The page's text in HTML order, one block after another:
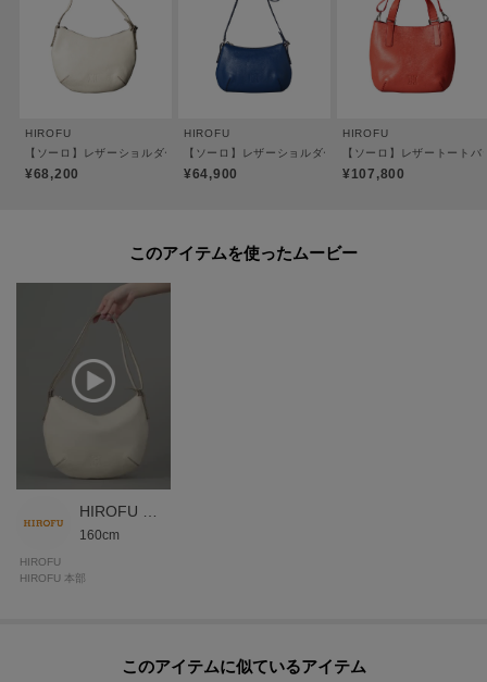
●裏地：ピッグスエード（一部コットン）
※裏地のカラーは商品のカラーによって異なります。
【おすすめのご使用シーン】
のでカフェでのリラックスタイムやご友人とのお食事などこれひとつでお出
かけ可能。
牛革、混合なめし、ナチュラルシュリンク仕上げ。
イタリアの老舗タンナーのレザーを採用。HIROFUならではのオリジナルカラ
ーを纏わせ、その特別感と深みを際立たせています。
シュリンク（収縮）加工によるナチュラルな「シボ」が特徴で、一枚一枚革
の表情が異なります。傷が比較的目立ちにくく、使うほどに柔らかさが増し
＜パラディウムメッキ＞
金具には、ジュエリーにも使用される高品質なパラディウムメッキを施して
います。世界のメゾンブランドでも採用されるほどのグレードを誇り、傷や
くすみに強く、澄んだ上品な光沢が長く続きます。
HIROFU
【ソーロ】レザーショルダーバッグ S 2WAY 本革（商品番号：P25-20608）
¥68,200
HIROFU
【ソーロ】レザーショルダーバッグ S 2WAY 本革 ミニ
¥64,900
HIROFU
【ソーロ】レザートート
¥107,800
このアイテムを使ったムービー
160cm
HIROFU
HIROFU 本部
このアイテムに似ているアイテム